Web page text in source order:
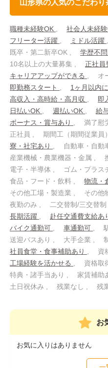
山形県の人気のこだわ
職種未経験OK 社会人未経
フリーター活躍
ミドル活躍
既卒・第二新卒OK
学歴不問
10名以上の大量募集
正社員
キャリアアップができる
オ
即勤務スタート
1ヶ月以内
高収入・高時給・高月収
即
日払いOK
週払いOK
給
ボーナス・賞与あり
満了慰
正社員
期間工（期間従業員
寮・社宅あり
自動車・自動
産業機械・農業機器・金属
電子・半導体
ゴム・プラス
食品・フード・飲料
物流・
その他工場・製造業
その他
夜勤のみ
二交替制/三交替制
長期活躍
赴任交通費支給あ
バイク通勤可
車通勤可
送迎バスあり
大手企業
社員食堂・食事補助あり
資
工場経験を活かせる
資格取
特典・諸手当あり
家賃補助
土日祝休み
残業なし 残
お
お気に入りはありません